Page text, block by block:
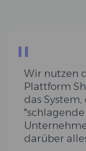
"Wir nutzen
Plattform
das
darüber